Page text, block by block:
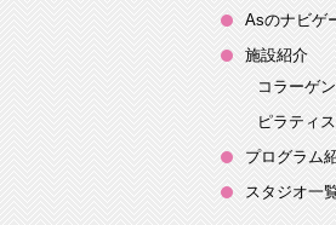
Asのナビゲ
施設紹介
コラーゲ
ピラティ
プログラム
スタジオ一